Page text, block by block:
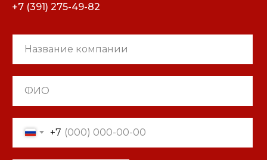
+7 (391) 275-49-82
Название компании
ФИО
+7